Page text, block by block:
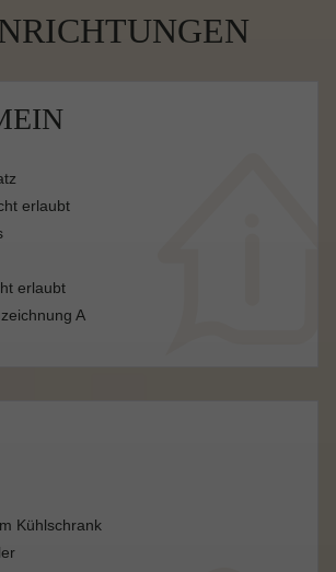
erlaubt
erlaubt
A
Kühlschrank